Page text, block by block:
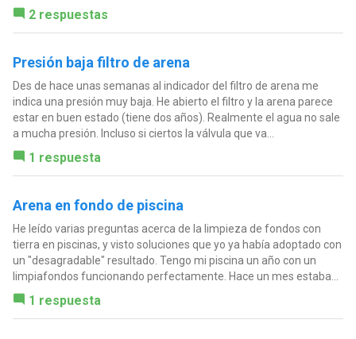
2 respuestas
Presión baja filtro de arena
Des de hace unas semanas al indicador del filtro de arena me
indica una presión muy baja. He abierto el filtro y la arena parece
estar en buen estado (tiene dos años). Realmente el agua no sale
a mucha presión. Incluso si ciertos la válvula que va...
1 respuesta
Arena en fondo de piscina
He leído varias preguntas acerca de la limpieza de fondos con
tierra en piscinas, y visto soluciones que yo ya había adoptado con
un "desagradable" resultado. Tengo mi piscina un año con un
limpiafondos funcionando perfectamente. Hace un mes estaba...
1 respuesta